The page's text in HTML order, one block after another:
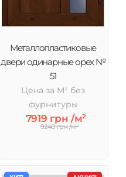
Металлопластиковые
двери одинарные орех №
51
Цена за М² без
фурнитуры
7919 грн /м²
9240 грн /м²